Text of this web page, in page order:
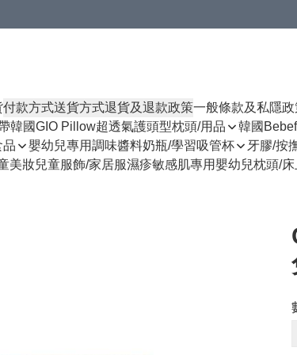
付款方式送貨方式退貨及退款政策一般條款及私隱政
韓國GIO Pillow超透氣護頭型枕頭/用品 韓國
品
嬰幼兒專用調味醬料奶瓶/學習吸管杯 牙膠/按
美妝兒童服飾/家居服濕疹敏感肌專用嬰幼兒枕頭/